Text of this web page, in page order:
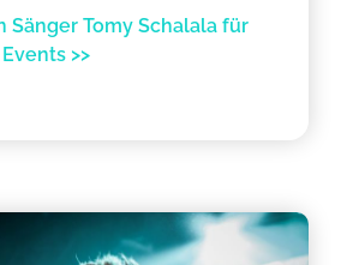
Sänger Tomy Schalala für
>>